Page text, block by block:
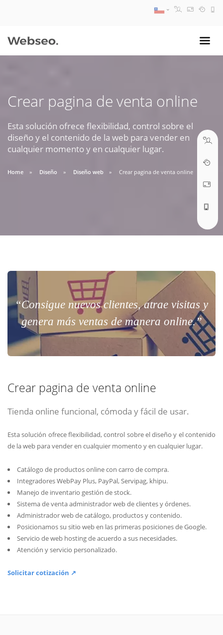
Crear pagina de venta online
Esta solución ofrece flexibilidad, control sobre el
diseño y el contenido de la web para vender en
cualquier momento y en cualquier lugar.
Home Diseño Diseño web Crear pagina de venta online
“Consigue nuevos clientes, atrae visitas y
genera más ventas de manera online.”
Crear pagina de venta online
Tienda online funcional, cómoda y fácil de usar.
Esta solución ofrece flexibilidad, control sobre el diseño y el contenido
de la web para vender en cualquier momento y en cualquier lugar.
Catálogo de productos online con carro de compra.
Integradores WebPay Plus, PayPal, Servipag, khipu.
Manejo de inventario gestión de stock.
Sistema de venta administrador web de clientes y órdenes.
Administrador web de catálogo, productos y contenido.
Posicionamos su sitio web en las primeras posiciones de Google.
Servicio de web hosting de acuerdo a sus necesidades.
Atención y servicio personalizado.
Solicitar cotización ↗
09:30 AM A 18:30 PM
soporte@webseo.cl
ABRIR TICKET